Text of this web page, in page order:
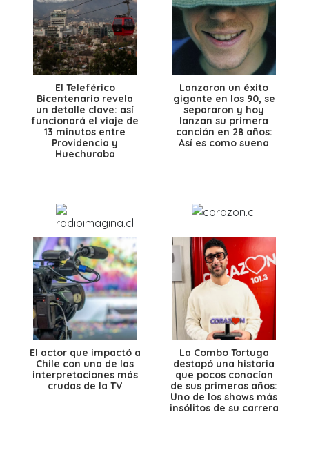
El Teleférico
Bicentenario revela
un detalle clave: así
funcionará el viaje de
13 minutos entre
Providencia y
Huechuraba
Lanzaron un éxito
gigante en los 90, se
separaron y hoy
lanzan su primera
canción en 28 años:
Así es como suena
El actor que impactó a
Chile con una de las
interpretaciones más
crudas de la TV
La Combo Tortuga
destapó una historia
que pocos conocían
de sus primeros años:
Uno de los shows más
insólitos de su carrera